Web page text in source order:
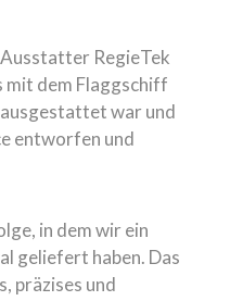
RegieTek
mit dem Flaggschiff
war und
entworfen und
in dem wir ein
geliefert haben. Das
präzises und